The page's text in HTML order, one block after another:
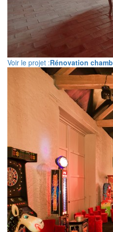
Voir le projet :Rénovation